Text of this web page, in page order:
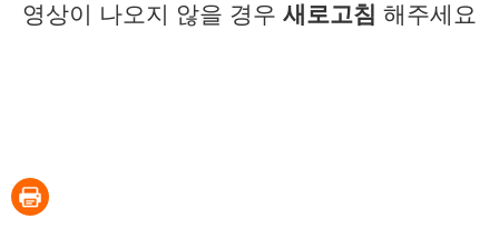
영상이 나오지 않을 경우 새로고침 해주세요